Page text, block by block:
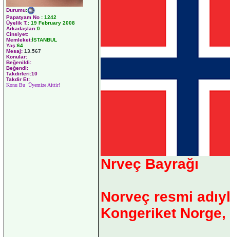
Durumu:
Papatyam No : 1242
Üyelik T.: 19 February 2008
Arkadaşları:0
Cinsiyet:
Memleket:İSTANBUL
Yaş:64
Mesaj: 13.567
Konular:
Beğenildi:
Beğendi:
Takdirleri:10
Takdir Et:
Konu Bu Üyemize Aittir!
Nrveç Bayrağı
Norveç resmi
Kongeriket